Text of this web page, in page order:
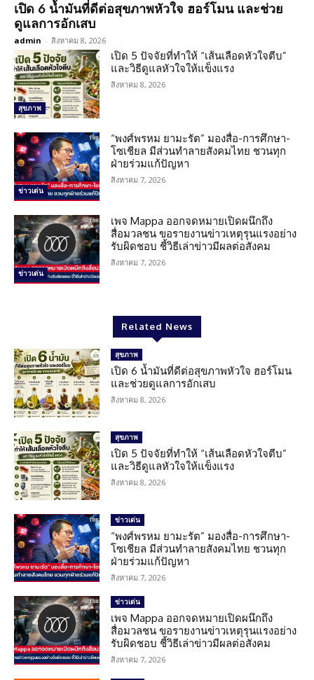
เปิด 6 น้ำมันที่ดีต่อสุขภาพหัวใจ ฮอร์โมน และช่วย
ดูแลการอักเสบ
admin - สิงหาคม 8, 2026
สุขภาพ
เปิด 5 ปัจจัยที่ทำให้ “เส้นเลือดหัวใจตีบ”
และวิธีดูแลหัวใจให้แข็งแรง
สิงหาคม 8, 2026
ข่าวเด่น
“พงศ์พรหม ยามะรัต” มองสื่อ-การศึกษา-
โซเชียล มีส่วนทำลายสังคมไทย ชวนทุก
ฝ่ายร่วมแก้ปัญหา
สิงหาคม 7, 2026
ข่าวเด่น
เพจ Mappa ออกจดหมายเปิดผนึกถึง
สื่อมวลชน ขอรายงานข่าวเหตุรุนแรงอย่าง
รับผิดชอบ ชี้วิธีเล่าข่าวมีผลต่อสังคม
สิงหาคม 7, 2026
Related News
สุขภาพ
เปิด 6 น้ำมันที่ดีต่อสุขภาพหัวใจ ฮอร์โมน
และช่วยดูแลการอักเสบ
สิงหาคม 8, 2026
สุขภาพ
เปิด 5 ปัจจัยที่ทำให้ “เส้นเลือดหัวใจตีบ”
และวิธีดูแลหัวใจให้แข็งแรง
สิงหาคม 8, 2026
ข่าวเด่น
“พงศ์พรหม ยามะรัต” มองสื่อ-การศึกษา-
โซเชียล มีส่วนทำลายสังคมไทย ชวนทุก
ฝ่ายร่วมแก้ปัญหา
สิงหาคม 7, 2026
ข่าวเด่น
เพจ Mappa ออกจดหมายเปิดผนึกถึง
สื่อมวลชน ขอรายงานข่าวเหตุรุนแรงอย่าง
รับผิดชอบ ชี้วิธีเล่าข่าวมีผลต่อสังคม
สิงหาคม 7, 2026